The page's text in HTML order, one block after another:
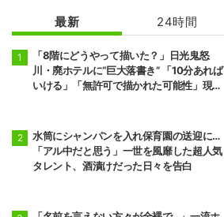
最新 24時間
「8階にどうやって描いた？」日光鬼怒
川・廃ホテルに“巨大落書き” 「10分あれば
いける」「無許可で描かれた可能性」現役
水筒にシャンパンを入れ保育園の送迎に…
「アル中だと思う」一世を風靡した超人気
タレント、酒漬けだった日々を告白